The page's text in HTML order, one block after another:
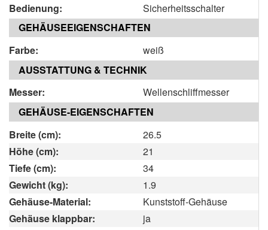
Bedienung:
Sicherheitsschalter
GEHÄUSEEIGENSCHAFTEN
Farbe:
weiß
AUSSTATTUNG & TECHNIK
Messer:
Wellenschliffmesser
GEHÄUSE-EIGENSCHAFTEN
Breite (cm):
26.5
Höhe (cm):
21
Tiefe (cm):
34
Gewicht (kg):
1.9
Gehäuse-Material:
Kunststoff-Gehäuse
Gehäuse klappbar:
ja